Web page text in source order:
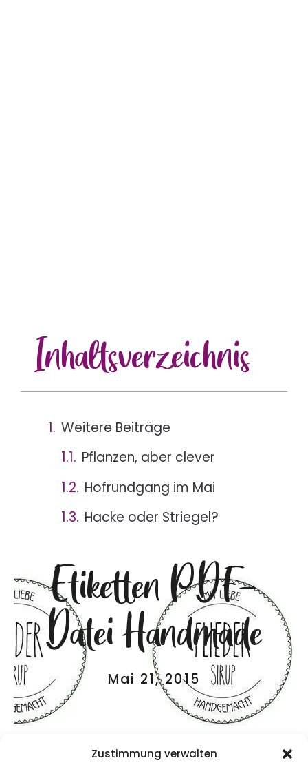
Zustimmung verwalten
Etiketten PDF-
Datei Handmade
Mai 21, 2015
Inhaltsverzeichnis
Weitere Beiträge
Pflanzen, aber clever
Hofrundgang im Mai
Hacke oder Striegel?